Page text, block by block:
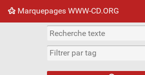
Marquepages WWW-CD.ORG
Nuage de tags Mur d'images